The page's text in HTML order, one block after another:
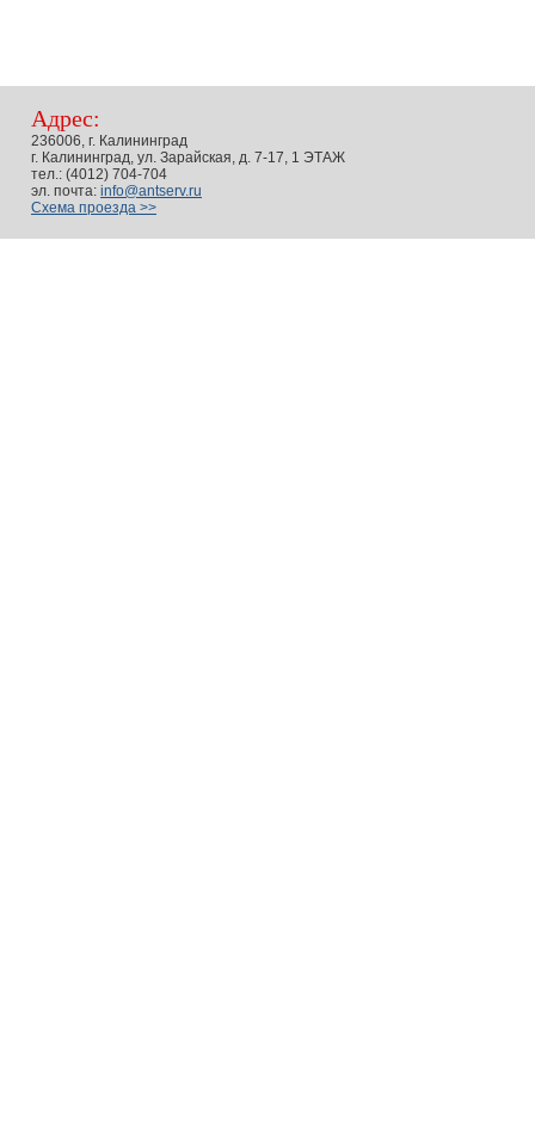
Адрес:
236006, г. Калининград
г. Калининград, ул. Зарайская, д. 7-17, 1 ЭТАЖ
тел.: (4012) 704-704
эл. почта: info@antserv.ru
Схема проезда >>